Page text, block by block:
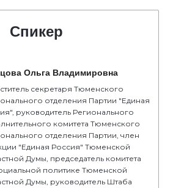
Спикер
Ольга Владимировна
секретаря Тюменского
отделения Партии "Единая
руководитель Регионального
комитета Тюменского
отделения Партии, член
"Единая Россия" Тюменской
Думы, председатель комитета
политике Тюменской
Думы, руководитель Штаба